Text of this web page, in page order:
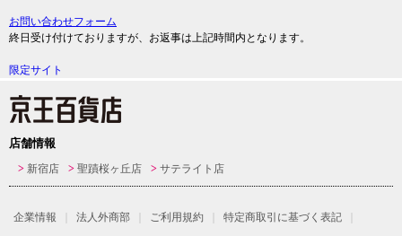
お問い合わせフォーム
終日受け付けておりますが、お返事は上記時間内となります。
限定サイト
店舗情報
新宿店 聖蹟桜ヶ丘店 サテライト店
企業情報 法人外商部 ご利用規約 特定商取引に基づく表記